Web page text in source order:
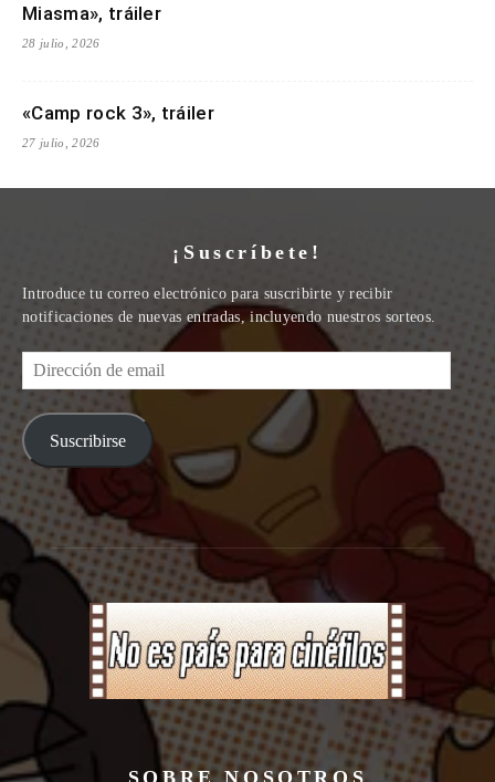
Miasma», tráiler
28 julio, 2026
«Camp rock 3», tráiler
27 julio, 2026
¡Suscríbete!
Introduce tu correo electrónico para suscribirte y recibir
notificaciones de nuevas entradas, incluyendo nuestros sorteos.
Dirección
de
email
Suscribirse
SOBRE NOSOTROS